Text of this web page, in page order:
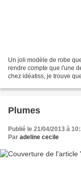
Un joli modèle de robe
rendre compte que l'une
chez idéatiss, je trouve
Plumes
Publié le 21/04/2013 à
Par adeline cecile